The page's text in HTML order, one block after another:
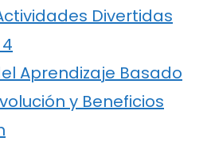
Divertidas
Aprendizaje Basado
y Beneficios